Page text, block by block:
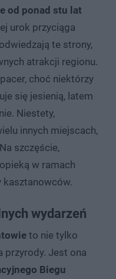
od ponad stu lat
urok przyciąga
te strony,
atrakcji regionu.
choć niektórzy
się jesienią, latem
Niestety,
innych miejscach,
szczęście,
w ramach
kasztanowców.
wydarzeń
to nie tylko
przyrody. Jest ona
Biegu